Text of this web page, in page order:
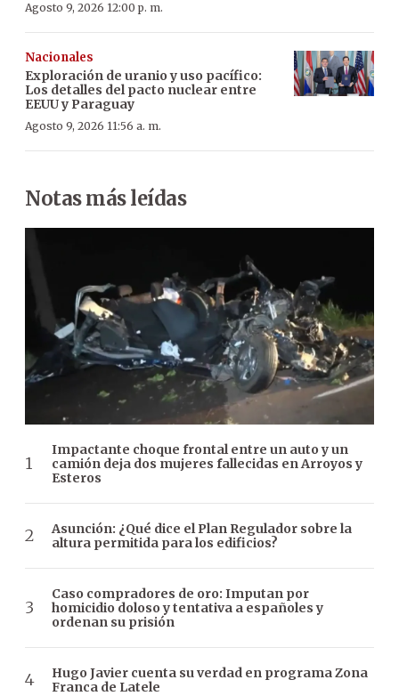
Agosto 9, 2026 12:00 p. m.
Nacionales
Exploración de uranio y uso pacífico:
Los detalles del pacto nuclear entre
EEUU y Paraguay
Agosto 9, 2026 11:56 a. m.
Notas más leídas
Impactante choque frontal entre un auto y un
camión deja dos mujeres fallecidas en Arroyos y
Esteros
Asunción: ¿Qué dice el Plan Regulador sobre la
altura permitida para los edificios?
Caso compradores de oro: Imputan por
homicidio doloso y tentativa a españoles y
ordenan su prisión
Hugo Javier cuenta su verdad en programa Zona
Franca de Latele